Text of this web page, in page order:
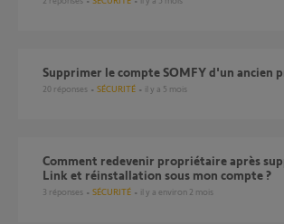
Supprimer le compte SOMFY d'un ancien
20 réponses SÉCURITÉ il y a 5 mois
Comment redevenir propriétaire après suppression du
Link et réinstallation sous mon compte ?
3 réponses SÉCURITÉ il y a environ 2 mois